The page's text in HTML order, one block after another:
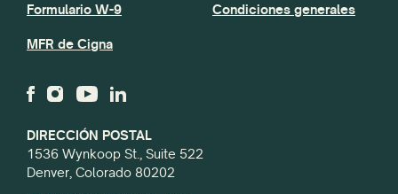
DIRECCIÓN POSTAL
1536 Wynkoop St., Suite 522
Denver, Colorado 80202
Formulario W-9
MFR de Cigna
Condiciones generales